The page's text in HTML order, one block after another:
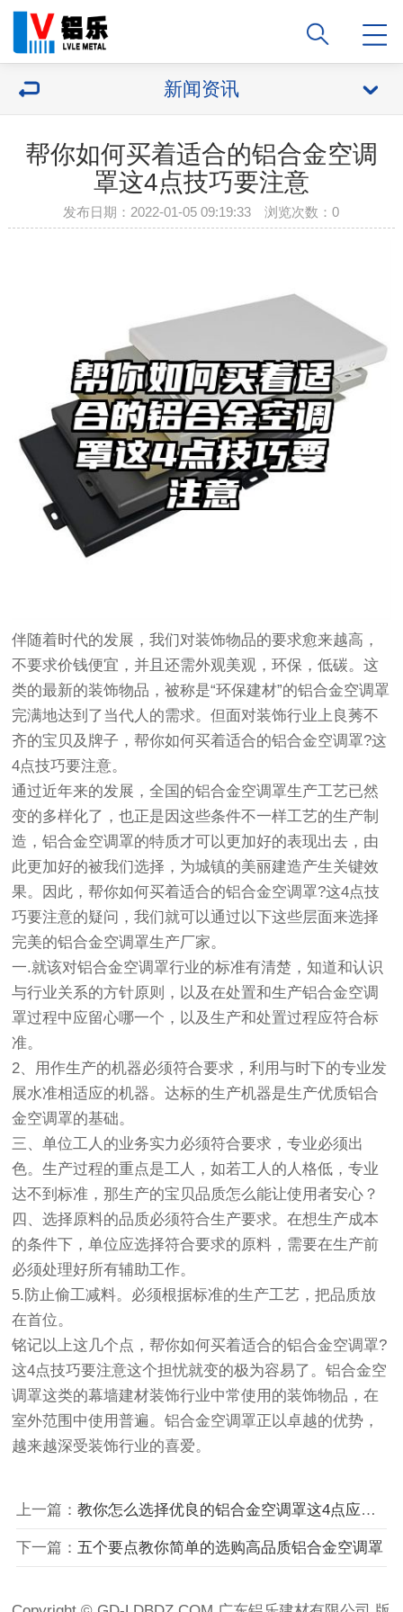
新闻资讯
帮你如何买着适合的铝合金空调
罩这4点技巧要注意
发布日期：2022-01-05 09:19:33 浏览次数：0
伴随着时代的发展，我们对装饰物品的要求愈来越高，
不要求价钱便宜，并且还需外观美观，环保，低碳。这
类的最新的装饰物品，被称是“环保建材”的铝合金空调罩
完满地达到了当代人的需求。但面对装饰行业上良莠不
齐的宝贝及牌子，帮你如何买着适合的铝合金空调罩?这
4点技巧要注意。
通过近年来的发展，全国的铝合金空调罩生产工艺已然
变的多样化了，也正是因这些条件不一样工艺的生产制
造，铝合金空调罩的特质才可以更加好的表现出去，由
此更加好的被我们选择，为城镇的美丽建造产生关键效
果。因此，帮你如何买着适合的铝合金空调罩?这4点技
巧要注意的疑问，我们就可以通过以下这些层面来选择
完美的铝合金空调罩生产厂家。
一.就该对铝合金空调罩行业的标准有清楚，知道和认识
与行业关系的方针原则，以及在处置和生产铝合金空调
罩过程中应留心哪一个，以及生产和处置过程应符合标
准。
2、用作生产的机器必须符合要求，利用与时下的专业发
展水准相适应的机器。达标的生产机器是生产优质铝合
金空调罩的基础。
三、单位工人的业务实力必须符合要求，专业必须出
色。生产过程的重点是工人，如若工人的人格低，专业
达不到标准，那生产的宝贝品质怎么能让使用者安心？
四、选择原料的品质必须符合生产要求。在想生产成本
的条件下，单位应选择符合要求的原料，需要在生产前
必须处理好所有辅助工作。
5.防止偷工减料。必须根据标准的生产工艺，把品质放
在首位。
铭记以上这几个点，帮你如何买着适合的铝合金空调罩?
这4点技巧要注意这个担忧就变的极为容易了。铝合金空
调罩这类的幕墙建材装饰行业中常使用的装饰物品，在
室外范围中使用普遍。铝合金空调罩正以卓越的优势，
越来越深受装饰行业的喜爱。
上一篇： 教你怎么选择优良的铝合金空调罩这4点应当注意
下一篇： 五个要点教你简单的选购高品质铝合金空调罩